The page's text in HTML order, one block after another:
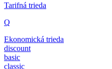
Tarifná trieda
Q
Ekonomická trieda
discount
basic
classic